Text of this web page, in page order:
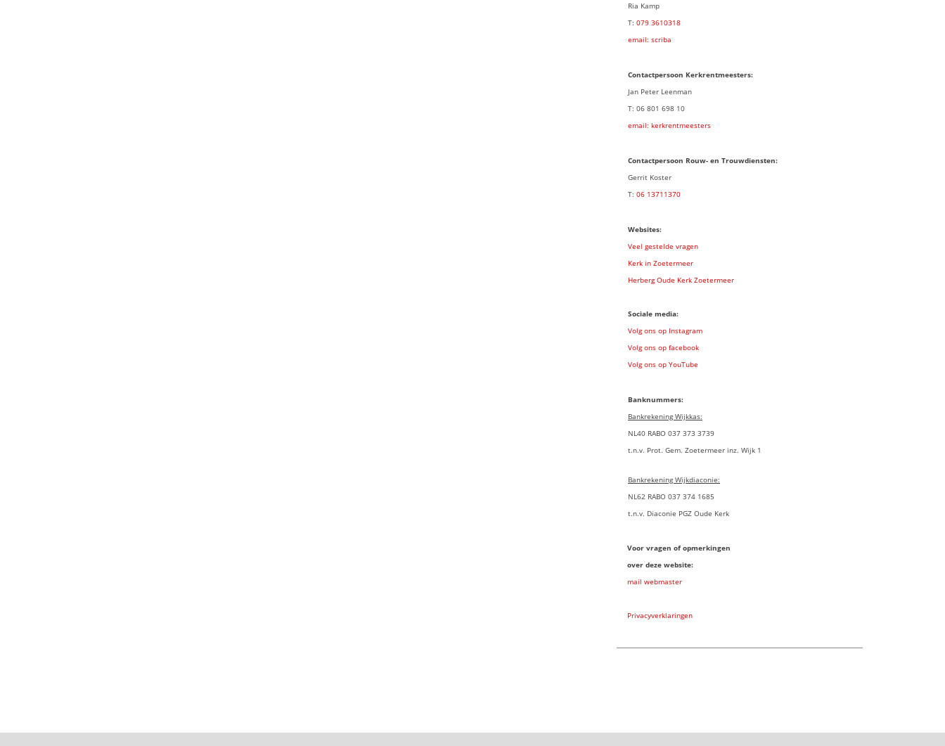
Ria Kamp
T: 079 3610318
email: scriba
Contactpersoon Kerkrentmeesters:
Jan Peter Leenman
T: 06 801 698 10
email: kerkrentmeesters
Contactpersoon Rouw- en Trouwdiensten:
Gerrit Koster
T: 06 13711370
Websites:
Veel gestelde vragen
Kerk in Zoetermeer
Herberg Oude Kerk Zoetermeer
Sociale media:
Volg ons op Instagram
Volg ons op facebook
Volg ons op YouTube
Banknummers:
Bankrekening Wijkkas:
NL40 RABO 037 373 3739
t.n.v. Prot. Gem. Zoetermeer inz. Wijk 1
Bankrekening Wijkdiaconie:
NL62 RABO 037 374 1685
t.n.v. Diaconie PGZ Oude Kerk
Voor vragen of opmerkingen
over deze website:
mail webmaster
Privacyverklaringen